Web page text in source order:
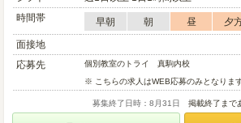
時間帯
早朝 朝 昼 夕
面接地
応募先
個別教室のトライ 真駒内校
※ こちらの求人はWEB応募のみとなりま
募集終了日時：8月31日 掲載終了まで